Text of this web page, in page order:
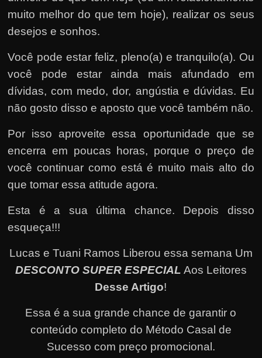
muito melhor do que tem hoje), realizar os seus
desejos e sonhos.
Você pode estar feliz, pleno(a) e tranquilo(a). Ou
você pode estar ainda mais afundado em
dívidas, com medo, dor, angústia e dúvidas. Eu
não gosto disso e aposto que você também não.
Por isso aproveite essa oportunidade que se
encerra em poucas horas, porque o preço de
você continuar como está é muito mais alto do
que tomar essa atitude agora.
Esta é a sua última chance. Depois disso
esqueça!!!
Lucas e Tuani Ramos Liberou essa semana Um
DESCONTO SUPER ESPECIAL Aos Leitores
Desse Artigo!
Essa é a sua grande chance de garantir o
conteúdo completo do Método Casal de
Sucesso com preço promocional.